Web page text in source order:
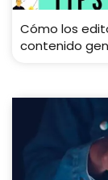
Cómo los
contenido